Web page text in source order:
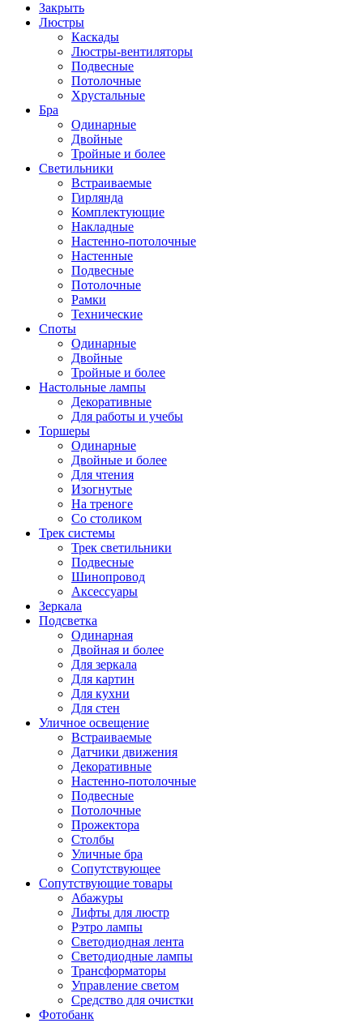
Закрыть
Люстры
Каскады
Люстры-вентиляторы
Подвесные
Потолочные
Хрустальные
Бра
Одинарные
Двойные
Тройные и более
Светильники
Встраиваемые
Гирлянда
Комплектующие
Накладные
Настенно-потолочные
Настенные
Подвесные
Потолочные
Рамки
Технические
Споты
Одинарные
Двойные
Тройные и более
Настольные лампы
Декоративные
Для работы и учебы
Торшеры
Одинарные
Двойные и более
Для чтения
Изогнутые
На треноге
Со столиком
Трек системы
Трек светильники
Подвесные
Шинопровод
Аксессуары
Зеркала
Подсветка
Одинарная
Двойная и более
Для зеркала
Для картин
Для кухни
Для стен
Уличное освещение
Встраиваемые
Датчики движения
Декоративные
Настенно-потолочные
Подвесные
Потолочные
Прожектора
Столбы
Уличные бра
Сопутствующее
Сопутствующие товары
Абажуры
Лифты для люстр
Рэтро лампы
Светодиодная лента
Светодиодные лампы
Трансформаторы
Управление светом
Средство для очистки
Фотобанк